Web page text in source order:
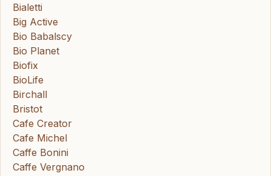
Bialetti
Big Active
Bio Babalscy
Bio Planet
Biofix
BioLife
Birchall
Bristot
Cafe Creator
Cafe Michel
Caffe Bonini
Caffe Vergnano